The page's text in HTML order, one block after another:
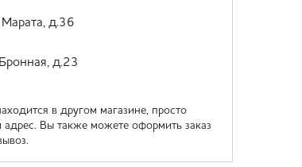
Марата, д.36
д.23
в другом магазине, просто
Вы также можете оформить заказ